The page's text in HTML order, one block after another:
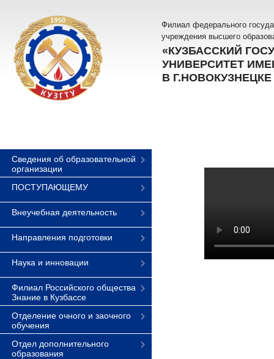
Филиал федерального
учреждения высшего
«КУЗБАССКИЙ
УНИВЕРСИТЕТ
В Г.НОВОКУЗНЕЦКЕ
Сведения об образовательной
организации
ПОСТУПАЮЩЕМУ
Внеучебная деятельность
Направления подготовки
Наука и инновации
Филиал Российского общества
Знание в Кузбассе
Отделение очного и заочного
обучения
Отдел дополнительного
образования